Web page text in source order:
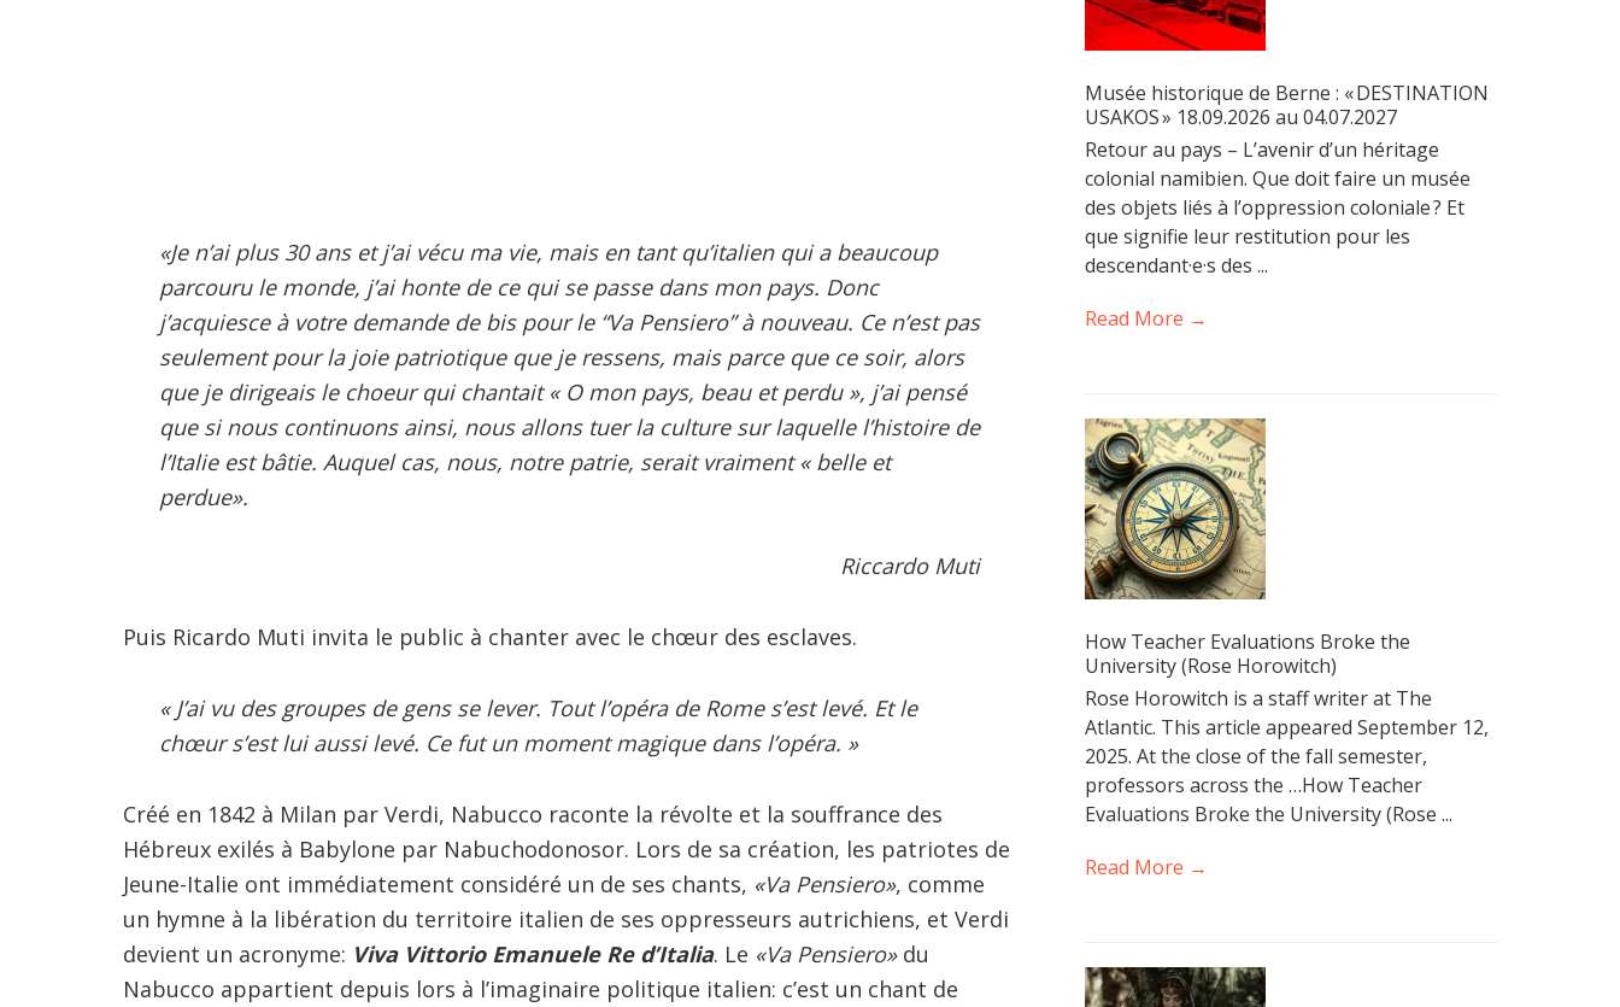
«Je n’ai plus 30 ans et j’ai vécu ma vie, mais en tant qu’italien qui a beaucoup
parcouru le monde, j’ai honte de ce qui se passe dans mon pays. Donc
j’acquiesce à votre demande de bis pour le “Va Pensiero” à nouveau. Ce n’est pas
seulement pour la joie patriotique que je ressens, mais parce que ce soir, alors
que je dirigeais le choeur qui chantait « O mon pays, beau et perdu », j’ai pensé
que si nous continuons ainsi, nous allons tuer la culture sur laquelle l’histoire de
l’Italie est bâtie. Auquel cas, nous, notre patrie, serait vraiment « belle et
perdue».
Riccardo Muti
Puis Ricardo Muti invita le public à chanter avec le chœur des esclaves.
« J’ai vu des groupes de gens se lever. Tout l’opéra de Rome s’est levé. Et le
chœur s’est lui aussi levé. Ce fut un moment magique dans l’opéra. »
Créé en 1842 à Milan par Verdi, Nabucco raconte la révolte et la souffrance des
Hébreux exilés à Babylone par Nabuchodonosor. Lors de sa création, les patriotes de
Jeune-Italie ont immédiatement considéré un de ses chants, «Va Pensiero», comme
un hymne à la libération du territoire italien de ses oppresseurs autrichiens, et Verdi
devient un acronyme: Viva Vittorio Emanuele Re d’Italia. Le «Va Pensiero»du
Nabucco appartient depuis lors à l’imaginaire politique italien: c’est un chant de
Musée historique de Berne : « DESTINATION
USAKOS » 18.09.2026 au 04.07.2027
Retour au pays – L’avenir d’un héritage
colonial namibien. Que doit faire un musée
des objets liés à l’oppression coloniale ? Et
que signifie leur restitution pour les
descendant·e·s des ...
Read More →
How Teacher Evaluations Broke the
University (Rose Horowitch)
Rose Horowitch is a staff writer at The
Atlantic. This article appeared September 12,
2025. At the close of the fall semester,
professors across the …How Teacher
Evaluations Broke the University (Rose ...
Read More →